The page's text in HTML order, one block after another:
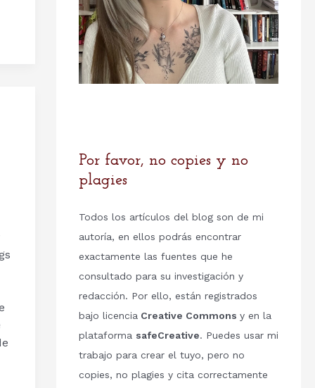
Por favor, no copies y no
plagies
Todos los artículos del blog son de mi
autoría, en ellos podrás encontrar
exactamente las fuentes que he
consultado para su investigación y
redacción. Por ello, están registrados
bajo licencia Creative Commons y en la
plataforma safeCreative. Puedes usar mi
trabajo para crear el tuyo, pero no
copies, no plagies y cita correctamente